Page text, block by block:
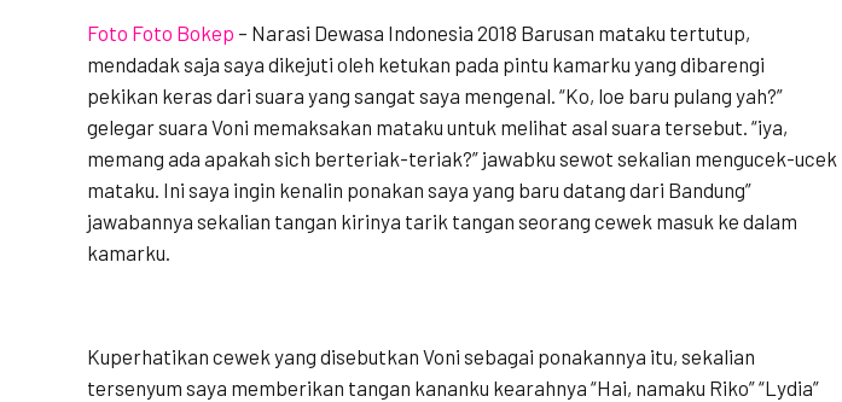
Foto Foto Bokep – Narasi Dewasa Indonesia 2018 Barusan mataku tertutup,
mendadak saja saya dikejuti oleh ketukan pada pintu kamarku yang dibarengi
pekikan keras dari suara yang sangat saya mengenal. “Ko, loe baru pulang yah?”
gelegar suara Voni memaksakan mataku untuk melihat asal suara tersebut. “iya,
memang ada apakah sich berteriak-teriak?” jawabku sewot sekalian mengucek-ucek
mataku. Ini saya ingin kenalin ponakan saya yang baru datang dari Bandung”
jawabannya sekalian tangan kirinya tarik tangan seorang cewek masuk ke dalam
kamarku.
Kuperhatikan cewek yang disebutkan Voni sebagai ponakannya itu, sekalian
tersenyum saya memberikan tangan kananku kearahnya “Hai, namaku Riko” “Lydia”